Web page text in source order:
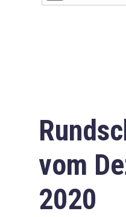
vom
2020